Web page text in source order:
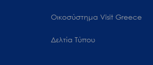
Oικοσύστημα Visit Greece
Δελτία Τύπου